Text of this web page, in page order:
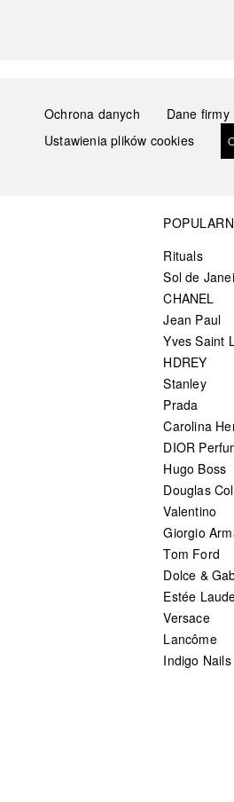
Ochrona danych Dane firmy
Ustawienia plików cookies
Rituals
Sol de
CHANEL
Jean Paul
Yves Saint
HDREY
Stanley
Prada
Carolina
DIOR
Hugo Boss
Douglas
Valentino
Giorgio
Tom Ford
Dolce &
Estée
Versace
Lancôme
Indigo Nails